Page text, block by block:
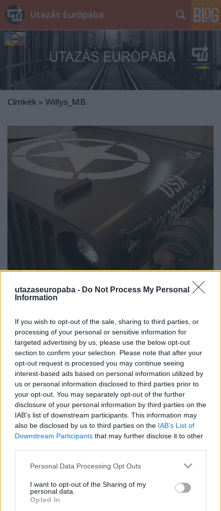
utazaseuropaba - Do Not Process My Personal
Information
If you wish to opt-out of the sale, sharing to third parties, or
processing of your personal or sensitive information for
targeted advertising by us, please use the below opt-out
section to confirm your selection. Please note that after your
opt-out request is processed you may continue seeing
interest-based ads based on personal information utilized by
us or personal information disclosed to third parties prior to
your opt-out. You may separately opt-out of the further
disclosure of your personal information by third parties on the
IAB’s list of downstream participants. This information may
also be disclosed by us to third parties on the IAB’s List of
Downstream Participants that may further disclose it to other
Please note that this website/app uses one or more Google
not limited to your visit or usage behaviour. You may click to
grant or deny consent to Google and its third-party tags to
use your data for below specified purposes in below Google
Personal Data Processing Opt Outs
I want to opt-out of the Sharing of my
personal data.
Opted In
Utazás Európába
Címkék » Willys_MB
Market Garden III. rész
Második világháborús filmek szinte nem is
létezhetnek a kis amerikai katonai terepjáró nélkül,
mely minden elébe kerülő akadályon könnyűszerrel
áthaladt, bármikor pöccintésre indult és sosem
romlott el. Ezért most a német gyártmányú könnyű
katonai gépkocsi, a Volkswagen…